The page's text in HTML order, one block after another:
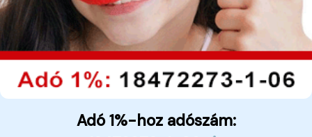
Adó 1%-hoz adószám: